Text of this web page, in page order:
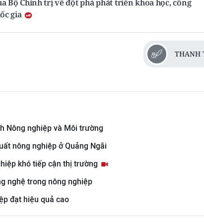
Bộ Chính trị về đột phá phát triển khoa học, công
gia
THANH
Nông nghiệp và Môi trường
nông nghiệp ở Quảng Ngãi
khó tiếp cận thị trường
nghệ trong nông nghiệp
đạt hiệu quả cao